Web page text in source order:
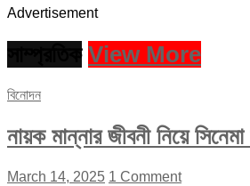
Advertisement
View More
বিনোদন
নায়ক মান্নার জীবনী নিয়ে সিনেমা
March 14, 2025 1 Comment